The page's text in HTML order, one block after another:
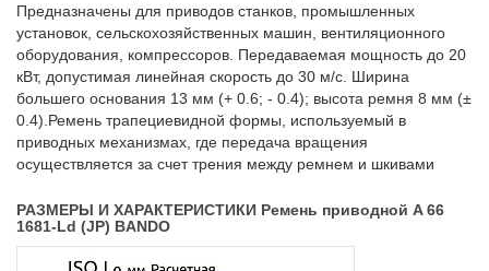
Предназначены для приводов станков, промышленных
установок, сельскохозяйственных машин, вентиляционного
оборудования, компрессоров. Передаваемая мощность до 20
кВт, допустимая линейная скорость до 30 м/с. Ширина
большего основания 13 мм (+ 0.6; - 0.4); высота ремня 8 мм (±
0.4).Ремень трапециевидной формы, используемый в
приводных механизмах, где передача вращения
осуществляется за счет трения между ремнем и шкивами
РАЗМЕРЫ И ХАРАКТЕРИСТИКИ Ремень приводной A 66
1681-Ld (JP) BANDO